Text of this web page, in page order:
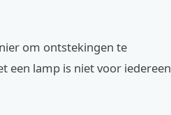
om ontstekingen te
een lamp is niet voor iedereen